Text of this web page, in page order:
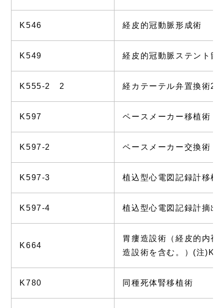
K546 経皮的冠動脈形成術
K549 経皮的冠動脈ステント留
K555-2 2 経カテーテル弁置換術2
K597 ペースメーカー移植術
K597-2 ペースメーカー交換術
K597-3 植込型心電図記録計移植
K597-4 植込型心電図記録計摘出
K664
胃瘻造設術（経皮的内視
造設術を含む。）(注)K
K780 同種死体腎移植術